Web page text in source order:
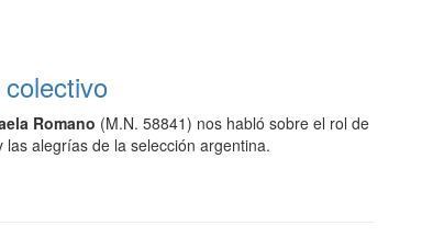
Romano (M.N. 58841) nos habló sobre el rol de
alegrías de la selección argentina.